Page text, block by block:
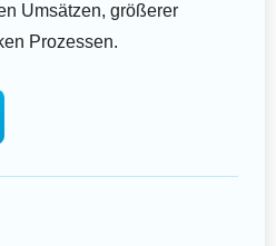
Umsätzen, größerer
Prozessen.